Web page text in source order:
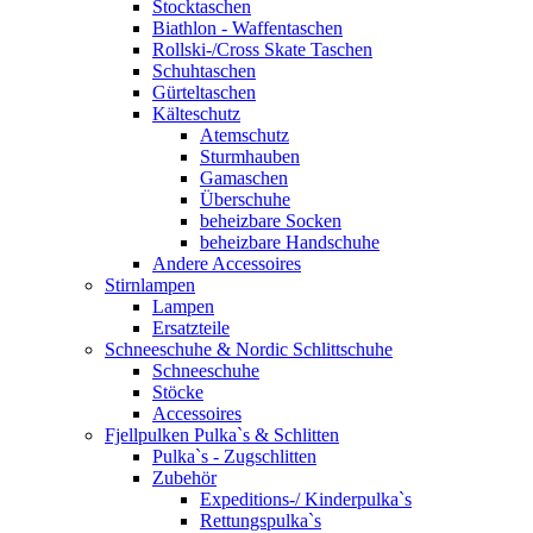
Stocktaschen
Biathlon - Waffentaschen
Rollski-/Cross Skate Taschen
Schuhtaschen
Gürteltaschen
Kälteschutz
Atemschutz
Sturmhauben
Gamaschen
Überschuhe
beheizbare Socken
beheizbare Handschuhe
Andere Accessoires
Stirnlampen
Lampen
Ersatzteile
Schneeschuhe & Nordic Schlittschuhe
Schneeschuhe
Stöcke
Accessoires
Fjellpulken Pulka`s & Schlitten
Pulka`s - Zugschlitten
Zubehör
Expeditions-/ Kinderpulka`s
Rettungspulka`s